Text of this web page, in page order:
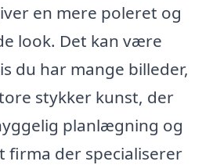
en mere poleret og
look. Det kan være
du har mange billeder,
stykker kunst, der
planlægning og
firma der specialiserer